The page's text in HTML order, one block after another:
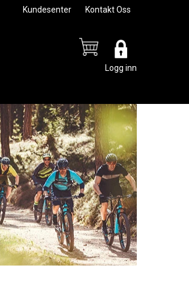
Kundesenter Kontakt Oss
Logg inn